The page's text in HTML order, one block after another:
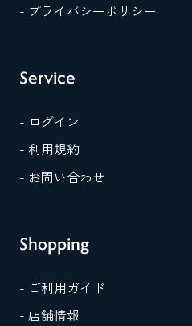
- プライバシーポリシー
Service
- ログイン
- 利用規約
- お問い合わせ
Shopping
- ご利用ガイド
- 店舗情報